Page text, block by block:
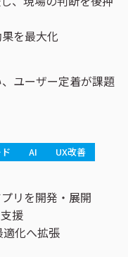
を最大化
ユーザー定着が課題
AI UX改善
リを開発・展開
援
化へ拡張